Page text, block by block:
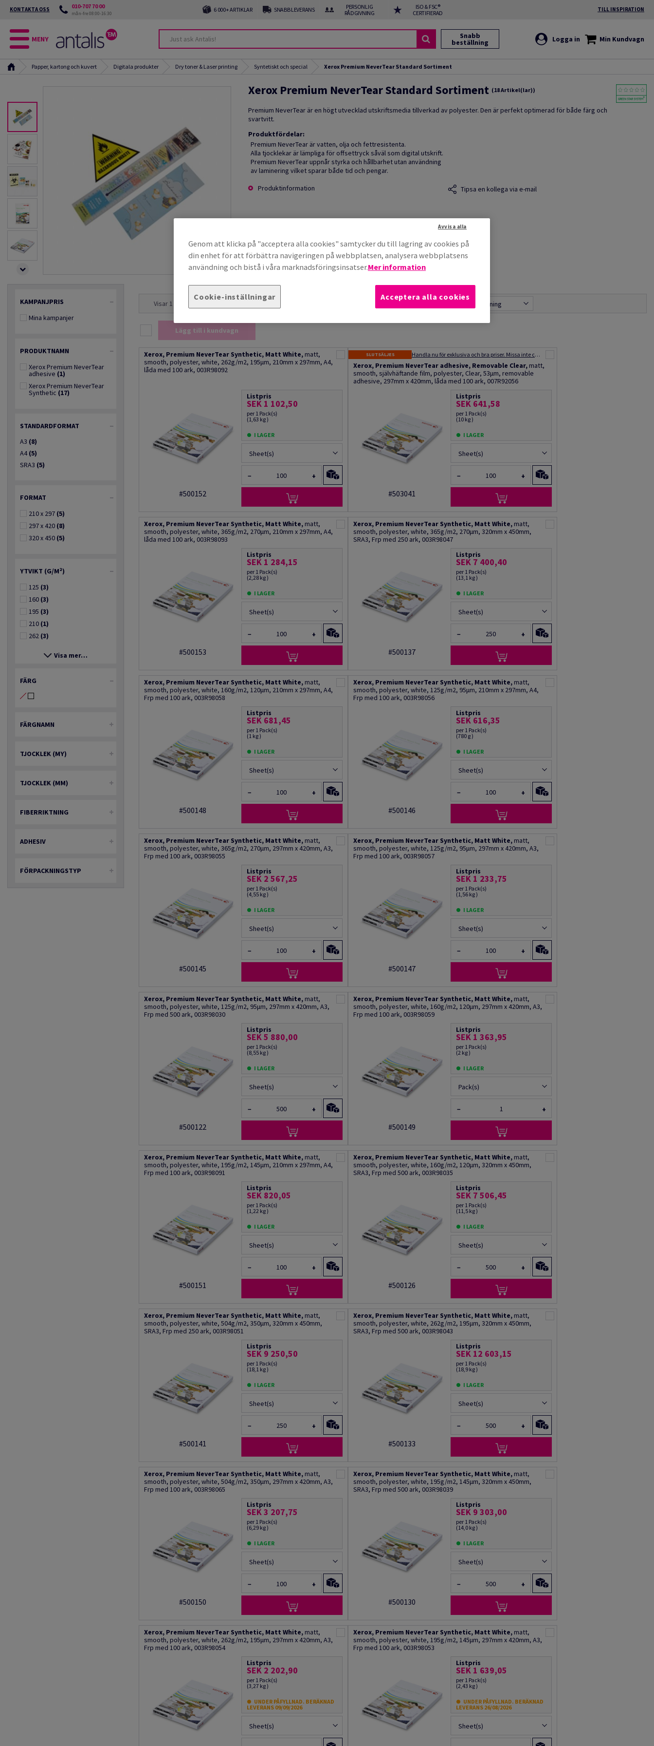
KONTAKTA OSS 010-707 70 00
mån-fre 08:00-16:30 6 000+ ARTIKLAR SNABB LEVERANS
PERSONLIG
RÅDGIVNING
ISO & FSC®
CERTIFIERAD
TILL INSPIRATION
MENY Snabb
beställning Logga in Min Kundvagn
Papper, kartong och kuvert Digitala produkter Dry toner & Laser printing Syntetiskt och special Xerox Premium NeverTear Standard Sortiment
Xerox Premium NeverTear Standard Sortiment (18 Artikel(lar))
Premium NeverTear är en högt utvecklad utskriftsmedia tillverkad av polyester. Den är perfekt optimerad för både färg och
svartvitt.
Produktfördelar:
Premium NeverTear är vatten, olja och fettresistenta.
Alla tjocklekar är lämpliga för offsettryck såväl som digital utskrift.
Premium NeverTear uppnår styrka och hållbarhet utan användning
av laminering vilket sparar både tid och pengar.
Produktinformation
Tipsa en kollega via e-mail
KAMPANJPRIS
Mina kampanjer
PRODUKTNAMN
Xerox Premium NeverTear
adhesive (1)
Xerox Premium NeverTear
Synthetic (17)
STANDARDFORMAT
A3 (8)
A4 (5)
SRA3 (5)
FORMAT
210 x 297 (5)
297 x 420 (8)
320 x 450 (5)
YTVIKT (G/M²)
125 (3)
160 (3)
195 (3)
210 (1)
262 (3)
Visa mer…
FÄRG
FÄRGNAMN
TJOCKLEK (MY)
TJOCKLEK (MM)
FIBERRIKTNING
ADHESIV
FÖRPACKNINGSTYP
Visar 1 - 18 sökresultat av 18 Sortera efter Bästa matchning
Lägg till i kundvagn
Xerox, Premium NeverTear Synthetic, Matt White,matt,
smooth, polyester, white, 262g/m2, 195µm, 210mm x 297mm, A4,
låda med 100 ark, 003R98092
#500152
Listpris
SEK 1 102,50
per 1 Pack(s)
(1,63 kg )
I LAGER
Sheet(s)
− +
SLUTSÄLJES Handla nu för exklusiva och bra priser. Missa inte chansen – fynda idag! Varor från vår Outlet kan inte returneras. Erbjudandet gäller så länge lagret räcker.
Xerox, Premium NeverTear adhesive, Removable Clear,matt,
smooth, självhäftande film, polyester, Clear, 53µm, removable
adhesive, 297mm x 420mm, låda med 100 ark, 007R92056
#503041
Listpris
SEK 641,58
per 1 Pack(s)
(10 kg )
I LAGER
Sheet(s)
− +
Xerox, Premium NeverTear Synthetic, Matt White,matt,
smooth, polyester, white, 365g/m2, 270µm, 210mm x 297mm, A4,
låda med 100 ark, 003R98093
#500153
Listpris
SEK 1 284,15
per 1 Pack(s)
(2,28 kg )
I LAGER
Sheet(s)
− +
Xerox, Premium NeverTear Synthetic, Matt White,matt,
smooth, polyester, white, 365g/m2, 270µm, 320mm x 450mm,
SRA3, Frp med 250 ark, 003R98047
#500137
Listpris
SEK 7 400,40
per 1 Pack(s)
(13,1 kg )
I LAGER
Sheet(s)
− +
Xerox, Premium NeverTear Synthetic, Matt White,matt,
smooth, polyester, white, 160g/m2, 120µm, 210mm x 297mm, A4,
Frp med 100 ark, 003R98058
#500148
Listpris
SEK 681,45
per 1 Pack(s)
(1 kg )
I LAGER
Sheet(s)
− +
Xerox, Premium NeverTear Synthetic, Matt White,matt,
smooth, polyester, white, 125g/m2, 95µm, 210mm x 297mm, A4,
Frp med 100 ark, 003R98056
#500146
Listpris
SEK 616,35
per 1 Pack(s)
(780 g )
I LAGER
Sheet(s)
− +
Xerox, Premium NeverTear Synthetic, Matt White,matt,
smooth, polyester, white, 365g/m2, 270µm, 297mm x 420mm, A3,
Frp med 100 ark, 003R98055
#500145
Listpris
SEK 2 567,25
per 1 Pack(s)
(4,55 kg )
I LAGER
Sheet(s)
− +
Xerox, Premium NeverTear Synthetic, Matt White,matt,
smooth, polyester, white, 125g/m2, 95µm, 297mm x 420mm, A3,
Frp med 100 ark, 003R98057
#500147
Listpris
SEK 1 233,75
per 1 Pack(s)
(1,56 kg )
I LAGER
Sheet(s)
− +
Xerox, Premium NeverTear Synthetic, Matt White,matt,
smooth, polyester, white, 125g/m2, 95µm, 297mm x 420mm, A3,
Frp med 500 ark, 003R98030
#500122
Listpris
SEK 5 880,00
per 1 Pack(s)
(8,55 kg )
I LAGER
Sheet(s)
− +
Xerox, Premium NeverTear Synthetic, Matt White,matt,
smooth, polyester, white, 160g/m2, 120µm, 297mm x 420mm, A3,
Frp med 100 ark, 003R98059
#500149
Listpris
SEK 1 363,95
per 1 Pack(s)
(2 kg )
I LAGER
Pack(s)
− +
Xerox, Premium NeverTear Synthetic, Matt White,matt,
smooth, polyester, white, 195g/m2, 145µm, 210mm x 297mm, A4,
Frp med 100 ark, 003R98091
#500151
Listpris
SEK 820,05
per 1 Pack(s)
(1,22 kg )
I LAGER
Sheet(s)
− +
Xerox, Premium NeverTear Synthetic, Matt White,matt,
smooth, polyester, white, 160g/m2, 120µm, 320mm x 450mm,
SRA3, Frp med 500 ark, 003R98035
#500126
Listpris
SEK 7 506,45
per 1 Pack(s)
(11,5 kg )
I LAGER
Sheet(s)
− +
Xerox, Premium NeverTear Synthetic, Matt White,matt,
smooth, polyester, white, 504g/m2, 350µm, 320mm x 450mm,
SRA3, Frp med 250 ark, 003R98051
#500141
Listpris
SEK 9 250,50
per 1 Pack(s)
(18,1 kg )
I LAGER
Sheet(s)
− +
Xerox, Premium NeverTear Synthetic, Matt White,matt,
smooth, polyester, white, 262g/m2, 195µm, 320mm x 450mm,
SRA3, Frp med 500 ark, 003R98043
#500133
Listpris
SEK 12 603,15
per 1 Pack(s)
(18,9 kg )
I LAGER
Sheet(s)
− +
Xerox, Premium NeverTear Synthetic, Matt White,matt,
smooth, polyester, white, 504g/m2, 350µm, 297mm x 420mm, A3,
Frp med 100 ark, 003R98065
#500150
Listpris
SEK 3 207,75
per 1 Pack(s)
(6,29 kg )
I LAGER
Sheet(s)
− +
Xerox, Premium NeverTear Synthetic, Matt White,matt,
smooth, polyester, white, 195g/m2, 145µm, 320mm x 450mm,
SRA3, Frp med 500 ark, 003R98039
#500130
Listpris
SEK 9 303,00
per 1 Pack(s)
(14,0 kg )
I LAGER
Sheet(s)
− +
Xerox, Premium NeverTear Synthetic, Matt White,matt,
smooth, polyester, white, 262g/m2, 195µm, 297mm x 420mm, A3,
Frp med 100 ark, 003R98054
Listpris
SEK 2 202,90
per 1 Pack(s)
(3,27 kg )
UNDER PÅFYLLNAD. BERÄKNAD
LEVERANS 09/09/2026
Sheet(s)
Xerox, Premium NeverTear Synthetic, Matt White,matt,
smooth, polyester, white, 195g/m2, 145µm, 297mm x 420mm, A3,
Frp med 100 ark, 003R98053
Listpris
SEK 1 639,05
per 1 Pack(s)
(2,43 kg )
UNDER PÅFYLLNAD. BERÄKNAD
LEVERANS 26/08/2026
Sheet(s)
Genom att klicka på "acceptera alla cookies" samtycker du till lagring av cookies på
din enhet för att förbättra navigeringen på webbplatsen, analysera webbplatsens
användning och bistå i våra marknadsföringsinsatser.Mer information
Cookie-inställningar
Avvisa alla
Acceptera alla cookies